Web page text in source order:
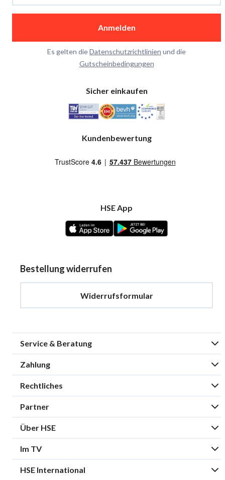
Anmelden
Es gelten dieDatenschutzrichtlinien und die
Gutscheinbedingungen
Sicher einkaufen
Kundenbewertung
HSE App
Bestellung widerrufen
Widerrufsformular
Service & Beratung
Zahlung
Rechtliches
Partner
Über HSE
Im TV
HSE International